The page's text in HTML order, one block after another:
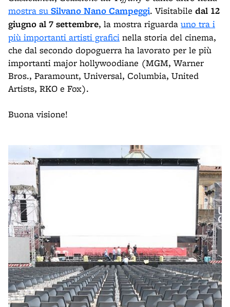
mostra su Silvano Nano Campeggi. Visitabile dal 12
giugno al 7 settembre, la mostra riguarda uno tra i
più importanti artisti grafici nella storia del cinema,
che dal secondo dopoguerra ha lavorato per le più
importanti major hollywoodiane (MGM, Warner
Bros., Paramount, Universal, Columbia, United
Artists, RKO e Fox).
Buona visione!